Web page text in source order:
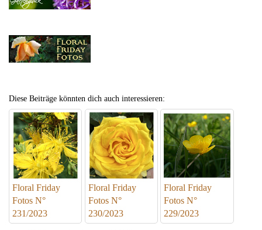
Diese Beiträge könnten dich auch interessieren:
Floral Friday
Fotos N°
231/2023
Floral Friday
Fotos N°
230/2023
Floral Friday
Fotos N°
229/2023